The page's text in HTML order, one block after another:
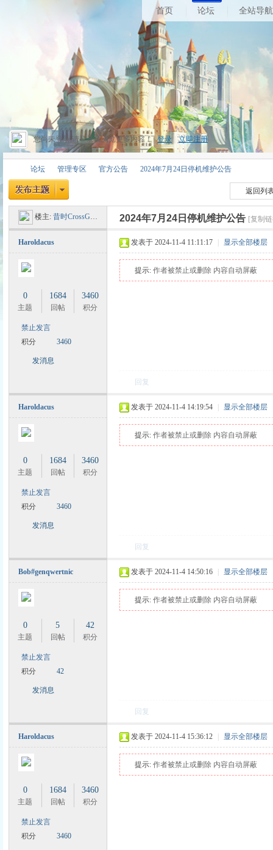
首页 论坛 全站导航
您尚未登录,请登录后浏览更多内容！ 登录 立即注册
»
论坛
›
管理专区
›
官方公告
›
2024年7月24日停机维护公告
返回列
楼主: 昔时CrossGate 2024年7月24日停机维护公告 [复制
Haroldacus
0
主题
1684
回帖
3460
积分
禁止发言
积分
3460
发消息
发表于 2024-11-4 11:11:17 显示全部楼层
提示: 作者被禁止或删除 内容自动屏蔽
回复
Haroldacus
0
主题
1684
回帖
3460
积分
禁止发言
积分
3460
发消息
发表于 2024-11-4 14:19:54 显示全部楼层
提示: 作者被禁止或删除 内容自动屏蔽
回复
Bob#genqwertnic
0
主题
5
回帖
42
积分
禁止发言
积分
42
发消息
发表于 2024-11-4 14:50:16 显示全部楼层
提示: 作者被禁止或删除 内容自动屏蔽
回复
Haroldacus
0
主题
1684
回帖
3460
积分
禁止发言
积分
3460
发表于 2024-11-4 15:36:12 显示全部楼层
提示: 作者被禁止或删除 内容自动屏蔽